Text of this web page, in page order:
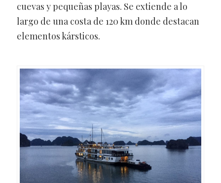
cuevas y pequeñas playas. Se extiende a lo
largo de una costa de 120 km donde destacan
elementos kársticos.